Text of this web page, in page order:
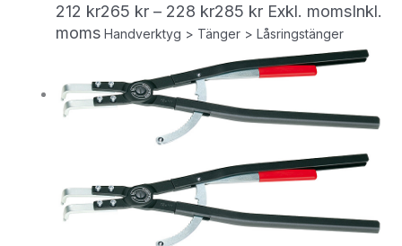
212 kr265 kr – 228 kr285 kr Exkl. momsInkl.
moms Handverktyg > Tänger > Låsringstänger